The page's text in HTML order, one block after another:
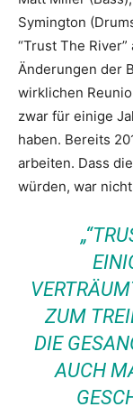
Symington
“Trust The
Änderungen der
wirklichen
zwar für einige
haben. Bereits
arbeiten. Dass
würden, war
ZUM
DIE
AUCH